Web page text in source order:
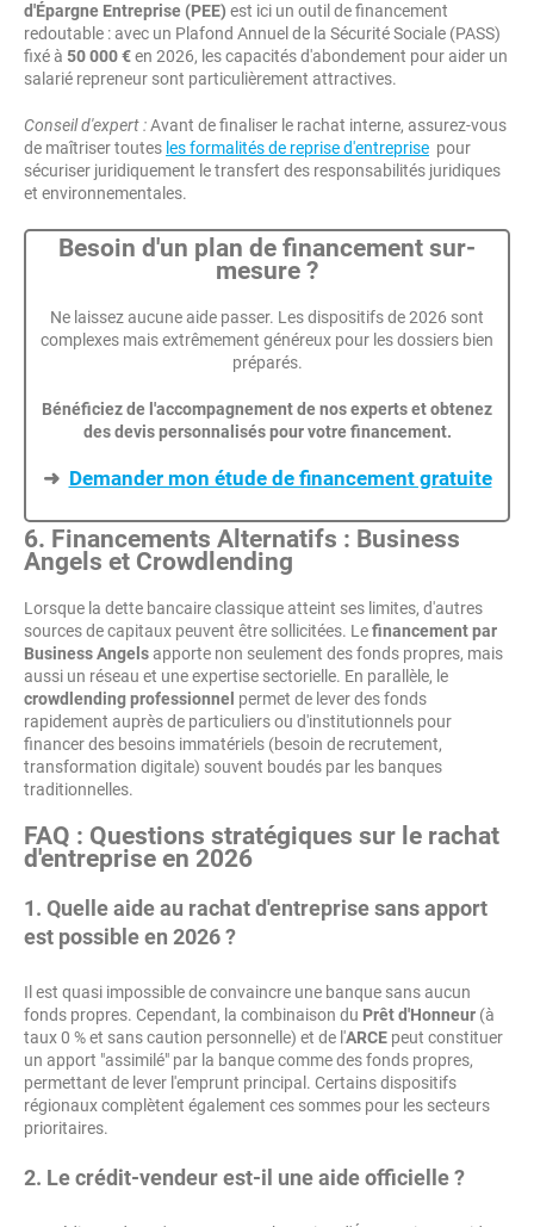
d'Épargne Entreprise (PEE) est ici un outil de financement
redoutable : avec un Plafond Annuel de la Sécurité Sociale (PASS)
fixé à 50 000 €en 2026, les capacités d'abondement pour aider un
salarié repreneur sont particulièrement attractives.
Conseil d'expert :Avant de finaliser le rachat interne, assurez-vous
de maîtriser toutes les formalités de reprise d'entreprise pour
sécuriser juridiquement le transfert des responsabilités juridiques
et environnementales.
Besoin d'un plan de financement sur-
mesure ?
Ne laissez aucune aide passer. Les dispositifs de 2026 sont
complexes mais extrêmement généreux pour les dossiers bien
préparés.
Bénéficiez de l'accompagnement de nos experts et obtenez
des devis personnalisés pour votre financement.
➜ Demander mon étude de financement gratuite
6. Financements Alternatifs : Business
Angels et Crowdlending
Lorsque la dette bancaire classique atteint ses limites, d'autres
sources de capitaux peuvent être sollicitées. Lefinancement par
Business Angelsapporte non seulement des fonds propres, mais
aussi un réseau et une expertise sectorielle. En parallèle, le
crowdlending professionnel permet de lever des fonds
rapidement auprès de particuliers ou d'institutionnels pour
financer des besoins immatériels (besoin de recrutement,
transformation digitale) souvent boudés par les banques
traditionnelles.
FAQ : Questions stratégiques sur le rachat
d'entreprise en 2026
1. Quelle aide au rachat d'entreprise sans apport
est possible en 2026 ?
Il est quasi impossible de convaincre une banque sans aucun
fonds propres. Cependant, la combinaison du Prêt d'Honneur (à
taux 0 % et sans caution personnelle) et de l'ARCE peut constituer
un apport "assimilé" par la banque comme des fonds propres,
permettant de lever l'emprunt principal. Certains dispositifs
régionaux complètent également ces sommes pour les secteurs
prioritaires.
2. Le crédit-vendeur est-il une aide officielle ?